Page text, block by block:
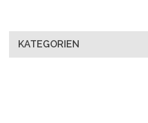
KATEGORIEN